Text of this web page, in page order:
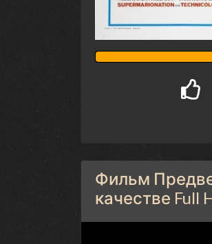
Фильм
качестве Full